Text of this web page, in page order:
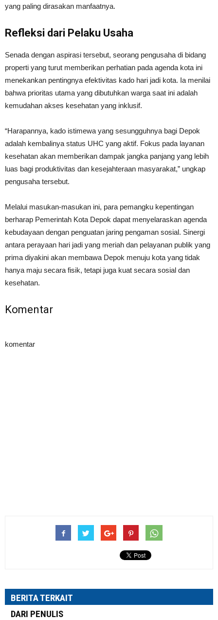
yang paling dirasakan manfaatnya.
Refleksi dari Pelaku Usaha
Senada dengan aspirasi tersebut, seorang pengusaha di bidang
properti yang turut memberikan perhatian pada agenda kota ini
menekankan pentingnya efektivitas kado hari jadi kota. Ia menilai
bahwa prioritas utama yang dibutuhkan warga saat ini adalah
kemudahan akses kesehatan yang inklusif.
“Harapannya, kado istimewa yang sesungguhnya bagi Depok
adalah kembalinya status UHC yang aktif. Fokus pada layanan
kesehatan akan memberikan dampak jangka panjang yang lebih
luas bagi produktivitas dan kesejahteraan masyarakat,” ungkap
pengusaha tersebut.
Melalui masukan-masukan ini, para pemangku kepentingan
berharap Pemerintah Kota Depok dapat menyelaraskan agenda
kebudayaan dengan penguatan jaring pengaman sosial. Sinergi
antara perayaan hari jadi yang meriah dan pelayanan publik yang
prima diyakini akan membawa Depok menuju kota yang tidak
hanya maju secara fisik, tetapi juga kuat secara sosial dan
kesehatan.
Komentar
komentar
BERITA TERKAIT
DARI PENULIS